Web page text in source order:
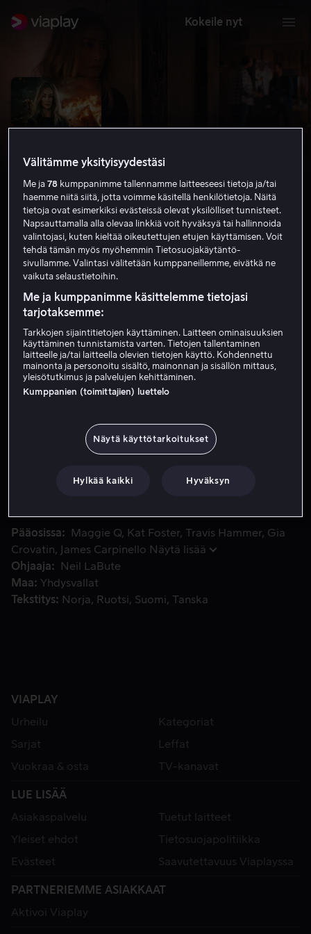
Kokeile nyt
Fear the Night
4.8 Jännitys 2023 1 h 28 min
Vuokraa 3,99 €
Osta 10,99 €
Katso traileri
Irakin sodan veteraani Tess valmistautuu kostoon, kun
Irakin sodan veteraani Tess valmistautuu kostoon, kun
huomaa, että he eivät halua jättää jälkeensä yhtään
Pääosissa Maggie Q Kat Foster Travis Hammer Gia
Crovatin
James Carpinello Näytä lisää
Ohjaaja
Neil LaBute
Maa
Yhdysvallat
Tekstitys
Norja Ruotsi Suomi Tanska
VIAPLAY
Urheilu
Kategoriat
Sarjat
Leffat
Vuokraa & osta
TV-kanavat
LUE LISÄÄ
Asiakaspalvelu
Tuetut laitteet
Yleiset ehdot
Tietosuojapolitiikka
Evästeet
Saavutettavuus Viaplayssa
PARTNERIEMME ASIAKKAAT
Aktivoi Viaplay
Välitämme yksityisyydestäsi
Me ja78 kumppanimme tallennamme laitteeseesi tietoja ja/tai
haemme niitä siitä, jotta voimme käsitellä henkilötietoja. Näitä
tietoja ovat esimerkiksi evästeissä olevat yksilölliset tunnisteet.
Napsauttamalla alla olevaa linkkiä voit hyväksyä tai hallinnoida
valintojasi, kuten kieltää oikeutettujen etujen käyttämisen. Voit
tehdä tämän myös myöhemmin Tietosuojakäytäntö-
sivullamme. Valintasi välitetään kumppaneillemme, eivätkä ne
vaikuta selaustietoihin.
Me ja kumppanimme käsittelemme tietojasi
tarjotaksemme:
Tarkkojen sijaintitietojen käyttäminen. Laitteen ominaisuuksien
käyttäminen tunnistamista varten. Tietojen tallentaminen
laitteelle ja/tai laitteella olevien tietojen käyttö. Kohdennettu
mainonta ja personoitu sisältö, mainonnan ja sisällön mittaus,
yleisötutkimus ja palvelujen kehittäminen.
Kumppanien (toimittajien) luettelo
Näytä käyttötarkoitukset
Hylkää kaikki Hyväksyn